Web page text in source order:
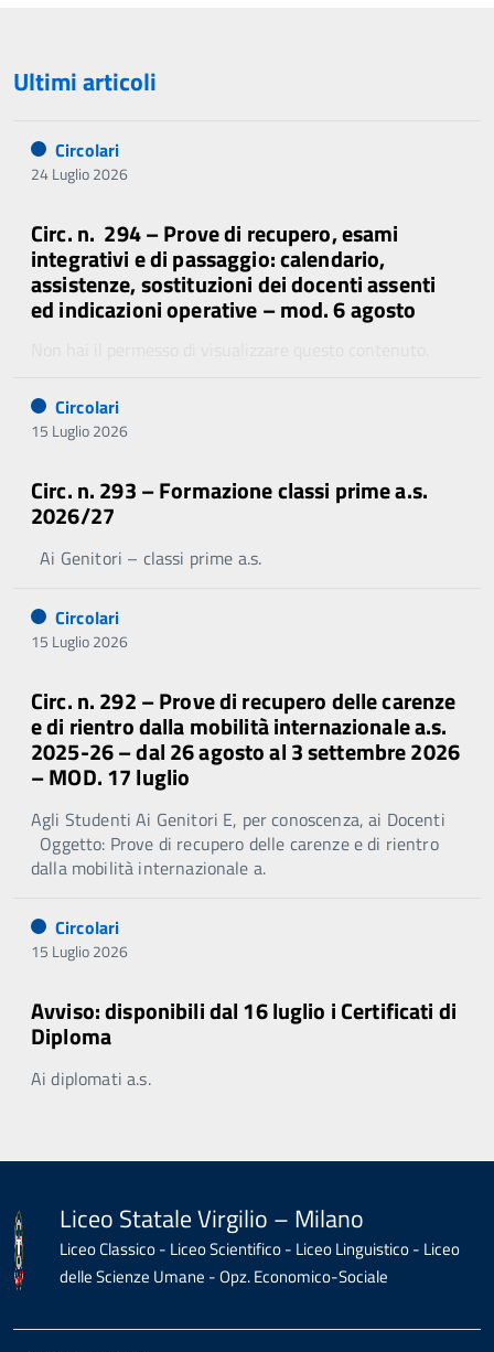
Ultimi articoli
Circolari
24 Luglio 2026
Circ. n. 294 – Prove di recupero, esami
integrativi e di passaggio: calendario,
assistenze, sostituzioni dei docenti assenti
ed indicazioni operative – mod. 6 agosto
Circolari
15 Luglio 2026
Circ. n. 293 – Formazione classi prime a.s.
2026/27
Ai Genitori – classi prime a.s.
Circolari
15 Luglio 2026
Circ. n. 292 – Prove di recupero delle carenze
e di rientro dalla mobilità internazionale a.s.
2025-26 – dal 26 agosto al 3 settembre 2026
– MOD. 17 luglio
Agli Studenti Ai Genitori E, per conoscenza, ai Docenti
Oggetto: Prove di recupero delle carenze e di rientro
dalla mobilità internazionale a.
Circolari
15 Luglio 2026
Avviso: disponibili dal 16 luglio i Certificati di
Diploma
Ai diplomati a.s.
Liceo Statale Virgilio – Milano
Liceo Classico - Liceo Scientifico - Liceo Linguistico - Liceo
delle Scienze Umane - Opz. Economico-Sociale